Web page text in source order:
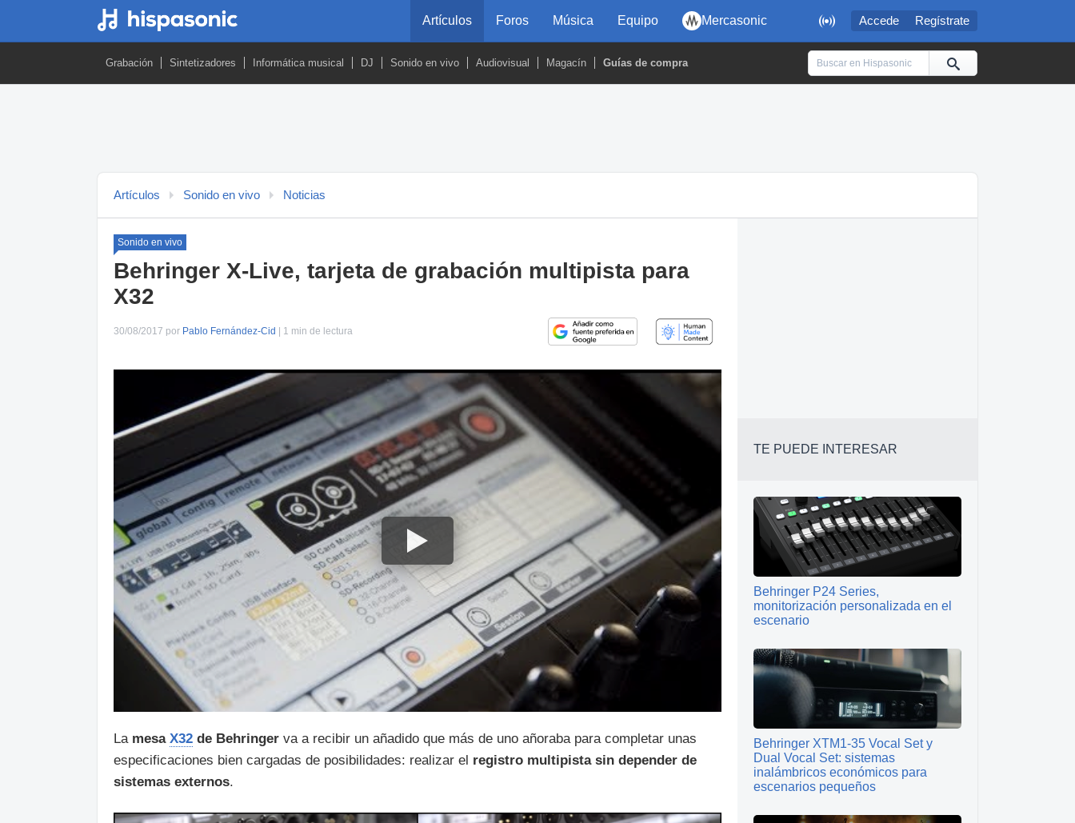
 Accede Regístrate
Artículos Foros Música Equipo Mercasonic
Grabación Sintetizadores Informática musical DJ Sonido en vivo Audiovisual Magacín Guías de compra
Artículos Sonido en vivo Noticias
Sonido en vivo
Behringer X-Live, tarjeta de grabación multipista para
X32
30/08/2017 por Pablo Fernández-Cid | 1 min de lectura
La mesa X32 de Behringer va a recibir un añadido que más de uno añoraba para completar unas
especificaciones bien cargadas de posibilidades: realizar el registro multipista sin depender de
sistemas externos.
TE PUEDE INTERESAR
Behringer P24 Series,
monitorización personalizada en el
escenario
Behringer XTM1‑35 Vocal Set y
Dual Vocal Set: sistemas
inalámbricos económicos para
escenarios pequeños